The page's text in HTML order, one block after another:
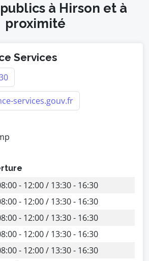
à Hirson et à
proximité
Services
services.gouv.fr
- 12:00 / 13:30 - 16:30
- 12:00 / 13:30 - 16:30
- 12:00 / 13:30 - 16:30
- 12:00 / 13:30 - 16:30
- 12:00 / 13:30 - 16:30